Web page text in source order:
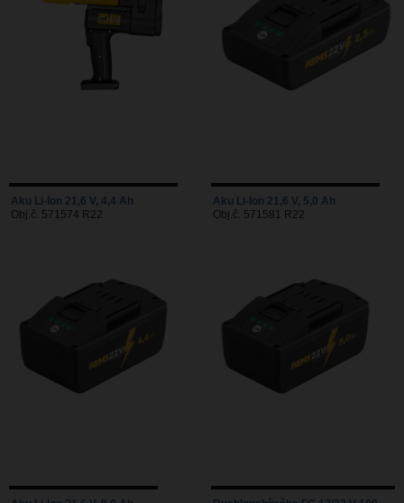
Aku Li-Ion 21,6 V, 4,4 Ah
Obj.č. 571574 R22
Aku Li-Ion 21,6 V, 5,0 Ah
Obj.č. 571581 R22